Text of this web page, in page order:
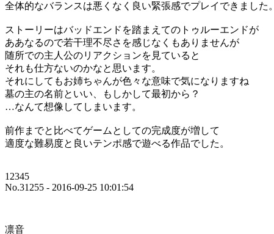
全体的なバランスは悪くなく良い緊張感でプレイできました。
ストーリーはバッドエンドを踏まえてのトゥルーエンドが
ああなるので若干理不尽さを感じなくもありませんが
随所での主人公のリアクションを見ていると
それも仕方ないのかなと思います。
それにしてもお姉ちゃんが色々な意味で気になりますね
墓の主の名前といい、もしかして最初から？
…なんて想像してしまいます。
前作までと比べてゲームとしての完成度が増して
適度な難易度と良いテンポ感で遊べる作品でした。
12345
No.31255 - 2016-09-25 10:01:54
凛音